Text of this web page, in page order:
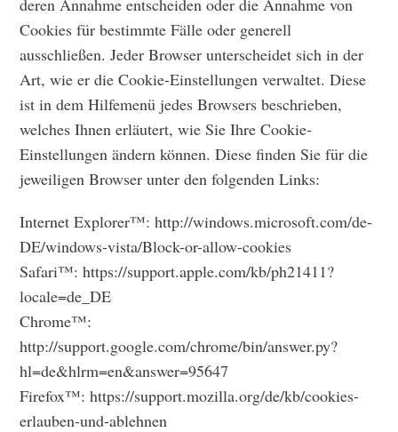
deren Annahme entscheiden oder die Annahme von
Cookies für bestimmte Fälle oder generell
ausschließen. Jeder Browser unterscheidet sich in der
Art, wie er die Cookie-Einstellungen verwaltet. Diese
ist in dem Hilfemenü jedes Browsers beschrieben,
welches Ihnen erläutert, wie Sie Ihre Cookie-
Einstellungen ändern können. Diese finden Sie für die
jeweiligen Browser unter den folgenden Links:
Internet Explorer™: http://windows.microsoft.com/de-
DE/windows-vista/Block-or-allow-cookies
Safari™: https://support.apple.com/kb/ph21411?
locale=de_DE
Chrome™:
http://support.google.com/chrome/bin/answer.py?
hl=de&hlrm=en&answer=95647
Firefox™: https://support.mozilla.org/de/kb/cookies-
erlauben-und-ablehnen